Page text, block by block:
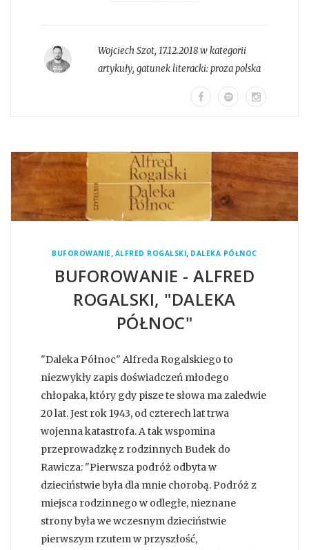
Wojciech Szot, 17.12.2018 w kategorii
artykuły, gatunek literacki:proza polska
BUFOROWANIE, ALFRED ROGALSKI, DALEKA PÓŁNOC
BUFOROWANIE - ALFRED
ROGALSKI, "DALEKA
PÓŁNOC"
"Daleka Północ" Alfreda Rogalskiego to
niezwykły zapis doświadczeń młodego
chłopaka, który gdy pisze te słowa ma zaledwie
20 lat. Jest rok 1943, od czterech lat trwa
wojenna katastrofa. A tak wspomina
przeprowadzkę z rodzinnych Budek do
Rawicza: "Pierwsza podróż odbyta w
dzieciństwie była dla mnie chorobą. Podróż z
miejsca rodzinnego w odległe, nieznane
strony była we wczesnym dzieciństwie
pierwszym rzutem w przyszłość,